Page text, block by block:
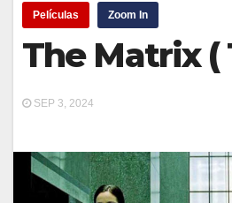
Películas Zoom In
The Matrix (
SEP 3, 2024